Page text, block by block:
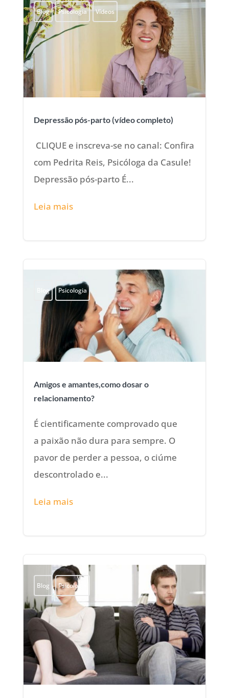
Blog Psicologia Vídeos
Depressão pós-parto (vídeo completo)
CLIQUE e inscreva-se no canal: Confira
com Pedrita Reis, Psicóloga da Casule!
Depressão pós-parto É...
Leia mais
Blog Psicologia
Amigos e amantes,como dosar o
relacionamento?
É cientificamente comprovado que
a paixão não dura para sempre. O
pavor de perder a pessoa, o ciúme
descontrolado e...
Leia mais
Blog Psicologia